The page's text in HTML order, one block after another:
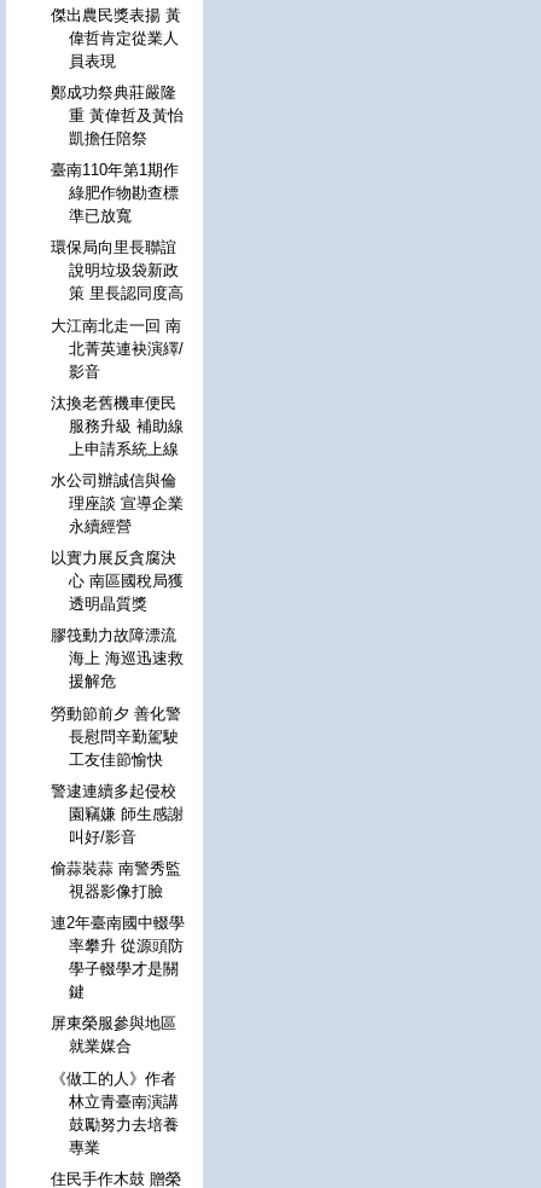
傑出農民獎表揚 黃
偉哲肯定從業人
員表現
鄭成功祭典莊嚴隆
重 黃偉哲及黃怡
凱擔任陪祭
臺南110年第1期作
綠肥作物勘查標
準已放寬
環保局向里長聯誼
說明垃圾袋新政
策 里長認同度高
大江南北走一回 南
北菁英連袂演繹/
影音
汰換老舊機車便民
服務升級 補助線
上申請系統上線
水公司辦誠信與倫
理座談 宣導企業
永續經營
以實力展反貪腐決
心 南區國稅局獲
透明晶質獎
膠筏動力故障漂流
海上 海巡迅速救
援解危
勞動節前夕 善化警
長慰問辛勤駕駛
工友佳節愉快
警逮連續多起侵校
園竊嫌 師生感謝
叫好/影音
偷蒜裝蒜 南警秀監
視器影像打臉
連2年臺南國中輟學
率攀升 從源頭防
學子輟學才是關
鍵
屏東榮服參與地區
就業媒合
《做工的人》作者
林立青臺南演講
鼓勵努力去培養
專業
住民手作木鼓 贈榮